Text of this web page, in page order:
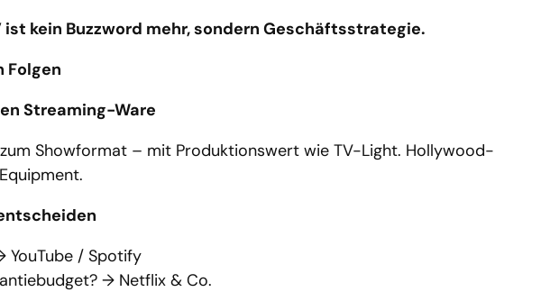
kein Buzzword mehr, sondern Geschäftsstrategie.
Folgen
Streaming-Ware
Showformat – mit Produktionswert wie TV-Light. Hollywood-
YouTube / Spotify
→ Netflix & Co.